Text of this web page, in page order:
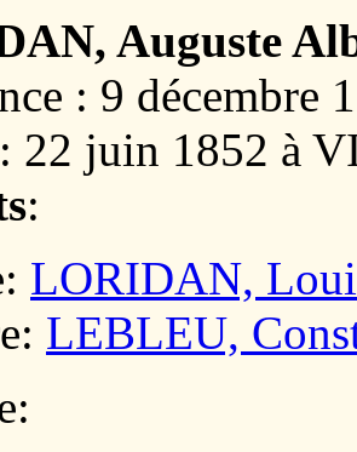
Auguste
: 9 décembre
: 22 juin 1852 à
:
LORIDAN,
LEBLEU,